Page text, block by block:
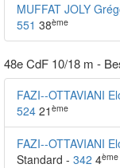
MUFFAT JOLY
551 38ème
48e CdF 10/18 m -
FAZI--OTTAVIANI
524 21 ème
FAZI--OTTAVIANI
Standard - 342 4ème